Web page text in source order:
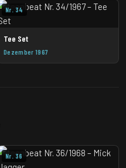
Nr. 34
Tee Set
Dezember 1967
Nr. 36